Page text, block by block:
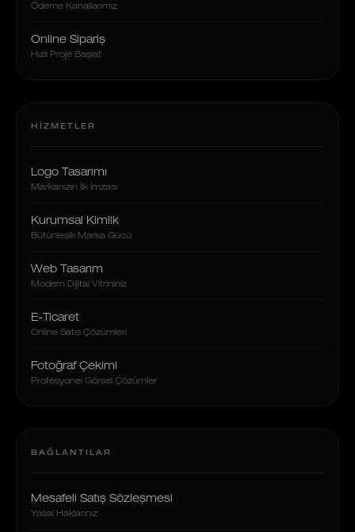
Ödeme Kanallarımız
Online Sipariş
Hızlı Proje Başlat
HIZMETLER
Logo Tasarımı
Markanızın İlk İmzası
Kurumsal Kimlik
Bütünleşik Marka Gücü
Web Tasarım
Modern Dijital Vitrininiz
E-Ticaret
Online Satış Çözümleri
Fotoğraf Çekimi
Profesyonel Görsel Çözümler
BAĞLANTILAR
Mesafeli Satış Sözleşmesi
Yasal Haklarınız